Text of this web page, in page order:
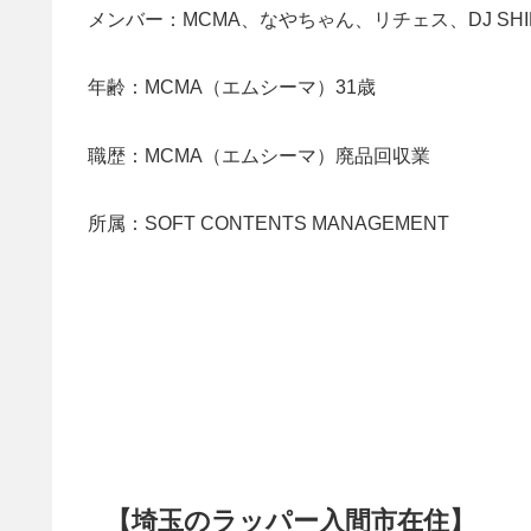
メンバー：MCMA、なやちゃん、リチェス、DJ
年齢：MCMA（エムシーマ）31歳
職歴：MCMA（エムシーマ）廃品回収業
所属：SOFT CONTENTS MANAGEMENT
【埼玉のラッパー入間市在住】